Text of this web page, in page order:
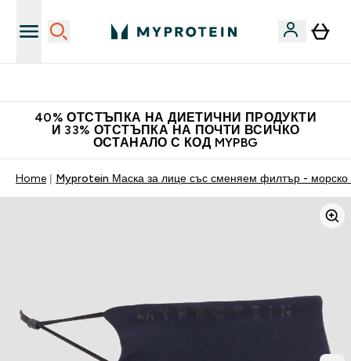
40% ОТСТЪПКА НА ДИЕТИЧНИ ПРОДУКТИ
И 33% ОТСТЪПКА НА ПОЧТИ ВСИЧКО
ОСТАНАЛО С КОД MYPBG
Home Myprotein Маска за лице със сменяем филтър - морско